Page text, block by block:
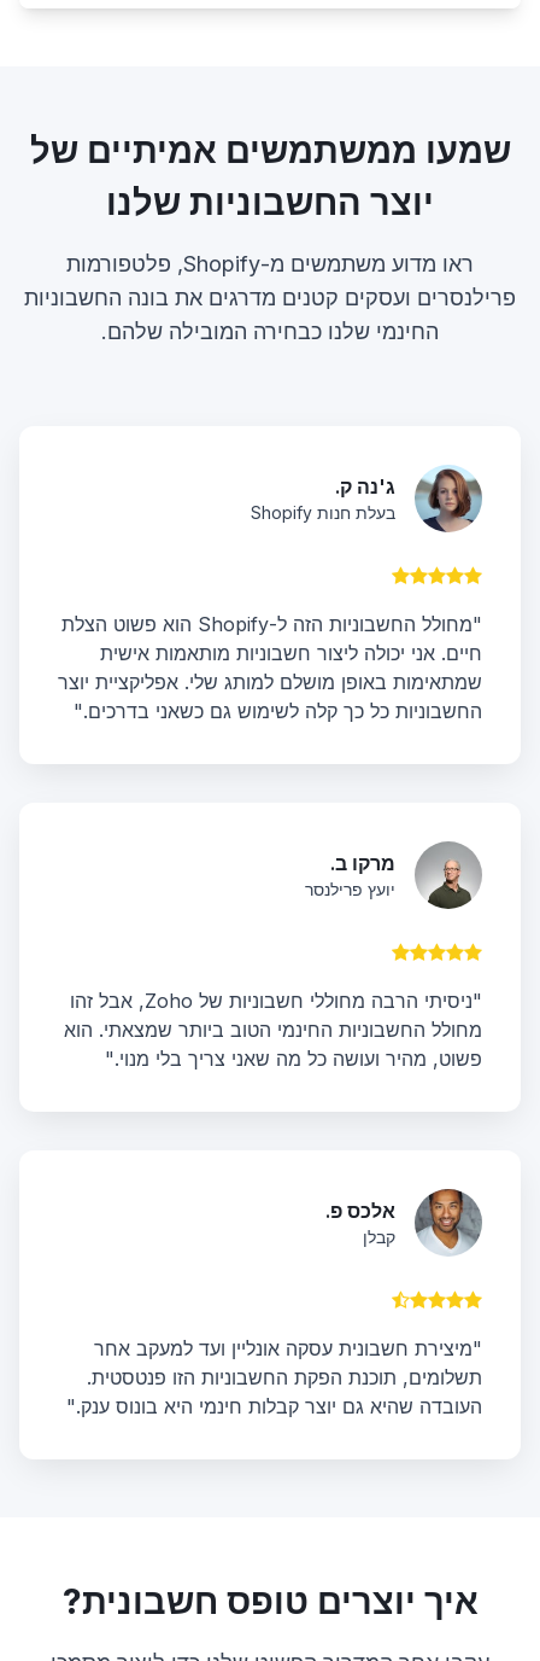
שמעו ממשתמשים אמיתיים של
יוצר החשבוניות שלנו
ראו מדוע משתמשים מ-Shopify, פלטפורמות
פרילנסרים ועסקים קטנים מדרגים את בונה החשבוניות
החינמי שלנו כבחירה המובילה שלהם.
ג'נה ק.
בעלת חנות Shopify
"מחולל החשבוניות הזה ל-Shopify הוא פשוט הצלת
חיים. אני יכולה ליצור חשבוניות מותאמות אישית
שמתאימות באופן מושלם למותג שלי. אפליקציית יוצר
החשבוניות כל כך קלה לשימוש גם כשאני בדרכים."
מרקו ב.
יועץ פרילנסר
"ניסיתי הרבה מחוללי חשבוניות של Zoho, אבל זהו
מחולל החשבוניות החינמי הטוב ביותר שמצאתי. הוא
פשוט, מהיר ועושה כל מה שאני צריך בלי מנוי."
אלכס פ.
קבלן
"מיצירת חשבונית עסקה אונליין ועד למעקב אחר
תשלומים, תוכנת הפקת החשבוניות הזו פנטסטית.
העובדה שהיא גם יוצר קבלות חינמי היא בונוס ענק."
איך יוצרים טופס חשבונית?